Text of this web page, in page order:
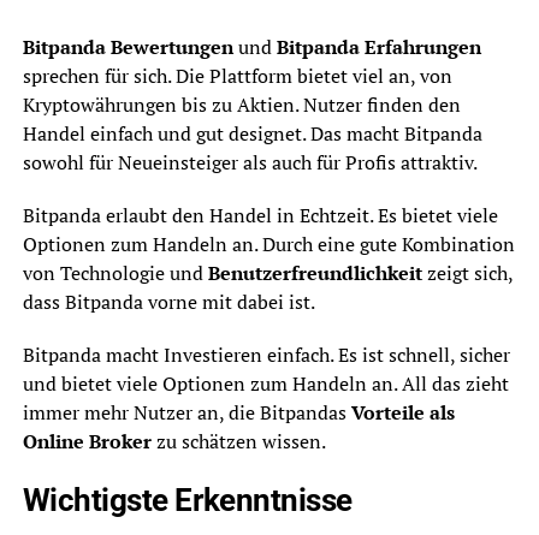
Bitpanda BewertungenundBitpanda Erfahrungen
sprechen für sich. Die Plattform bietet viel an, von
Kryptowährungen bis zu Aktien. Nutzer finden den
Handel einfach und gut designet. Das macht Bitpanda
sowohl für Neueinsteiger als auch für Profis attraktiv.
Bitpanda erlaubt den Handel in Echtzeit. Es bietet viele
Optionen zum Handeln an. Durch eine gute Kombination
von Technologie undBenutzerfreundlichkeitzeigt sich,
dass Bitpanda vorne mit dabei ist.
Bitpanda macht Investieren einfach. Es ist schnell, sicher
und bietet viele Optionen zum Handeln an. All das zieht
immer mehr Nutzer an, die BitpandasVorteile als
Online Brokerzu schätzen wissen.
Wichtigste Erkenntnisse